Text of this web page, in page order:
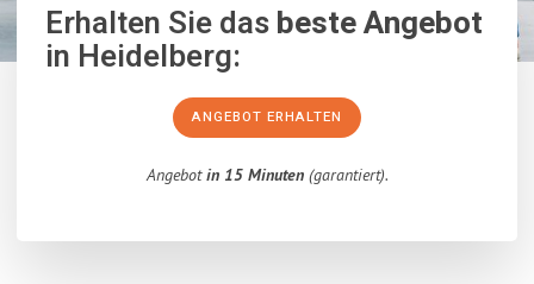
Erhalten Sie dasbeste Angebot
in Heidelberg:
ANGEBOT ERHALTEN
Angebotin 15 Minuten(garantiert).